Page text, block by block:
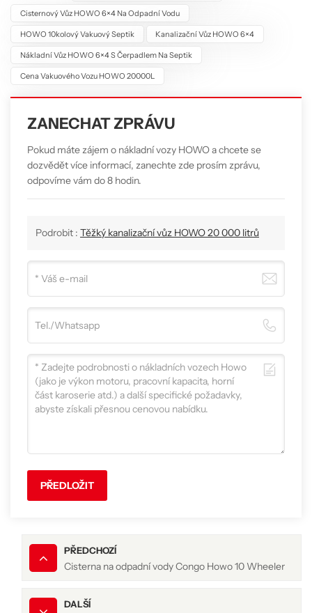
Cisternový Vůz HOWO 6×4 Na Odpadní Vodu
HOWO 10kolový Vakuový Septik Kanalizační Vůz HOWO 6×4
Nákladní Vůz HOWO 6×4 S Čerpadlem Na Septik
Cena Vakuového Vozu HOWO 20000L
ZANECHAT ZPRÁVU
Pokud máte zájem o nákladní vozy HOWO a chcete se
dozvědět více informací, zanechte zde prosím zprávu,
odpovíme vám do 8 hodin.
Podrobit : Těžký kanalizační vůz HOWO 20 000 litrů
PŘEDLOŽIT
PŘEDCHOZÍ
Cisterna na odpadní vody Congo Howo 10 Wheeler
DALŠÍ